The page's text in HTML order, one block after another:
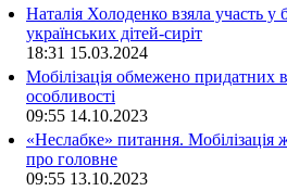
Наталія Холоденко взяла участь у
українських дітей-сиріт
18:31 15.03.2024
Мобілізація обмежено придатних
особливості
09:55 14.10.2023
«Неслабке» питання. Мобілізація
про головне
09:55 13.10.2023